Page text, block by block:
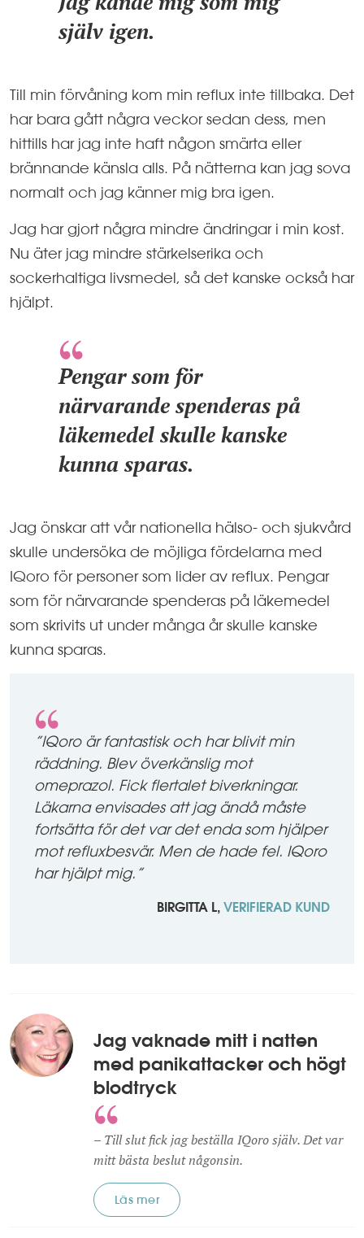
själv igen.
Till min förvåning kom min reflux inte tillbaka. Det
har bara gått några veckor sedan dess, men
hittills har jag inte haft någon smärta eller
brännande känsla alls. På nätterna kan jag sova
normalt och jag känner mig bra igen.
Jag har gjort några mindre ändringar i min kost.
Nu äter jag mindre stärkelserika och
sockerhaltiga livsmedel, så det kanske också har
hjälpt.
Pengar som för
närvarande spenderas på
läkemedel skulle kanske
kunna sparas.
Jag önskar att vår nationella hälso- och sjukvård
skulle undersöka de möjliga fördelarna med
IQoro för personer som lider av reflux. Pengar
som för närvarande spenderas på läkemedel
som skrivits ut under många år skulle kanske
kunna sparas.
star
rating
”IQoro är fantastisk och har blivit min
räddning. Blev överkänslig mot
omeprazol. Fick flertalet biverkningar.
Läkarna envisades att jag ändå måste
fortsätta för det var det enda som hjälper
mot refluxbesvär. Men de hade fel. IQoro
har hjälpt mig.”
BIRGITTA L,VERIFIERAD KUND
Jag vaknade mitt i natten
med panikattacker och högt
blodtryck
– Till slut fick jag beställa IQoro själv. Det var
mitt bästa beslut någonsin.
Läs mer